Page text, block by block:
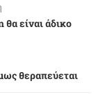
είναι άδικο
θεραπεύεται